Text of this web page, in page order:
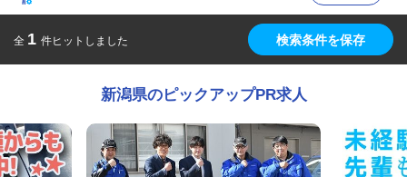
全 1 件ヒットしました 検索条件を保存
新潟県のピックアップPR求人